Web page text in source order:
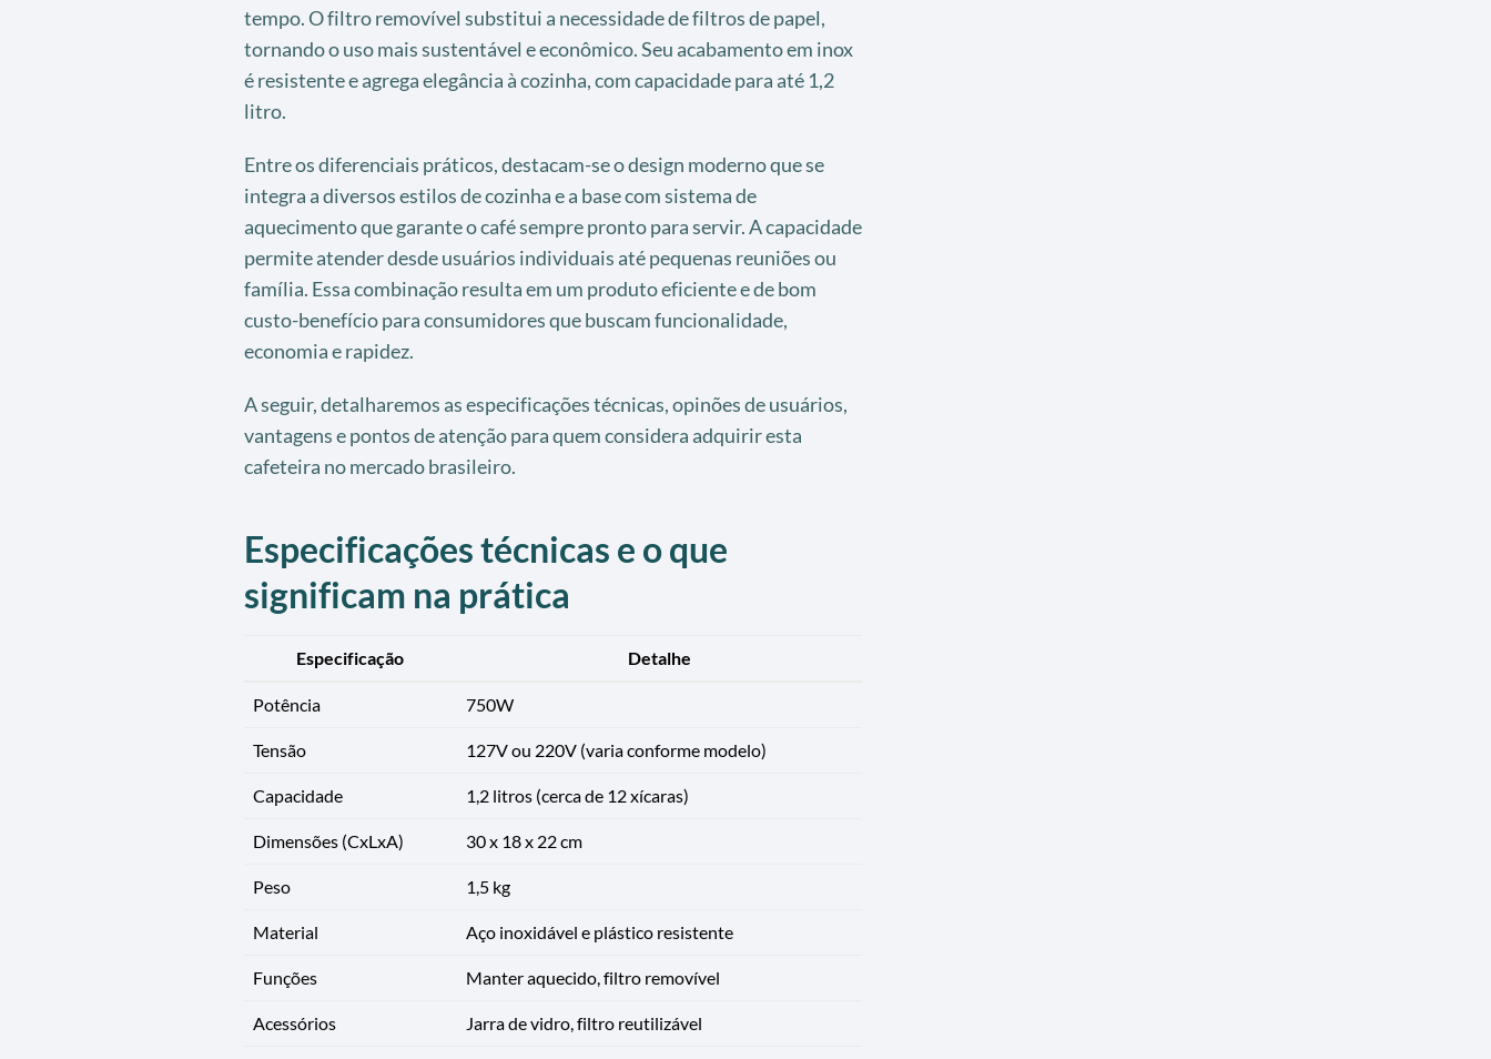
tempo. O filtro removível substitui a necessidade de filtros de papel,
tornando o uso mais sustentável e econômico. Seu acabamento em inox
é resistente e agrega elegância à cozinha, com capacidade para até 1,2
litro.
Entre os diferenciais práticos, destacam-se o design moderno que se
integra a diversos estilos de cozinha e a base com sistema de
aquecimento que garante o café sempre pronto para servir. A capacidade
permite atender desde usuários individuais até pequenas reuniões ou
família. Essa combinação resulta em um produto eficiente e de bom
custo-benefício para consumidores que buscam funcionalidade,
economia e rapidez.
A seguir, detalharemos as especificações técnicas, opinões de usuários,
vantagens e pontos de atenção para quem considera adquirir esta
cafeteira no mercado brasileiro.
Especificações técnicas e o que
significam na prática
Especificação Detalhe
Potência 750W
Tensão 127V ou 220V (varia conforme modelo)
Capacidade 1,2 litros (cerca de 12 xícaras)
Dimensões (CxLxA) 30 x 18 x 22 cm
Peso 1,5 kg
Material Aço inoxidável e plástico resistente
Funções Manter aquecido, filtro removível
Acessórios Jarra de vidro, filtro reutilizável